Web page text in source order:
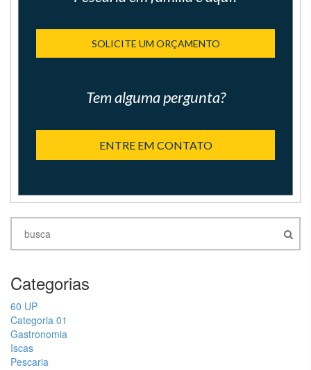
SOLICITE UM ORÇAMENTO
Tem alguma pergunta?
ENTRE EM CONTATO
Categorias
60 UP
Categoria 01
Gastronomia
Iscas
Pescaria